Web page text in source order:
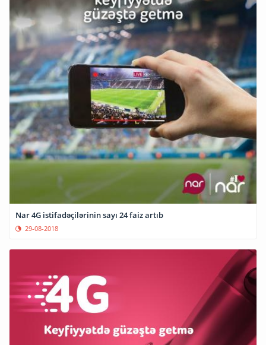
Nar 4G istifadəçilərinin sayı 24 faiz artıb
29-08-2018